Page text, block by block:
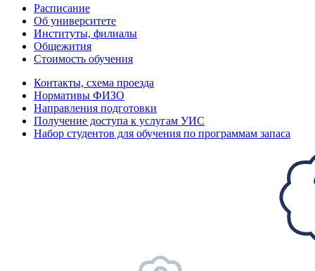
Расписание
Об университете
Институты, филиалы
Общежития
Стоимость обучения
Контакты, схема проезда
Нормативы ФИЗО
Направления подготовки
Получение доступа к услугам УИС
Набор студентов для обучения по программам запаса